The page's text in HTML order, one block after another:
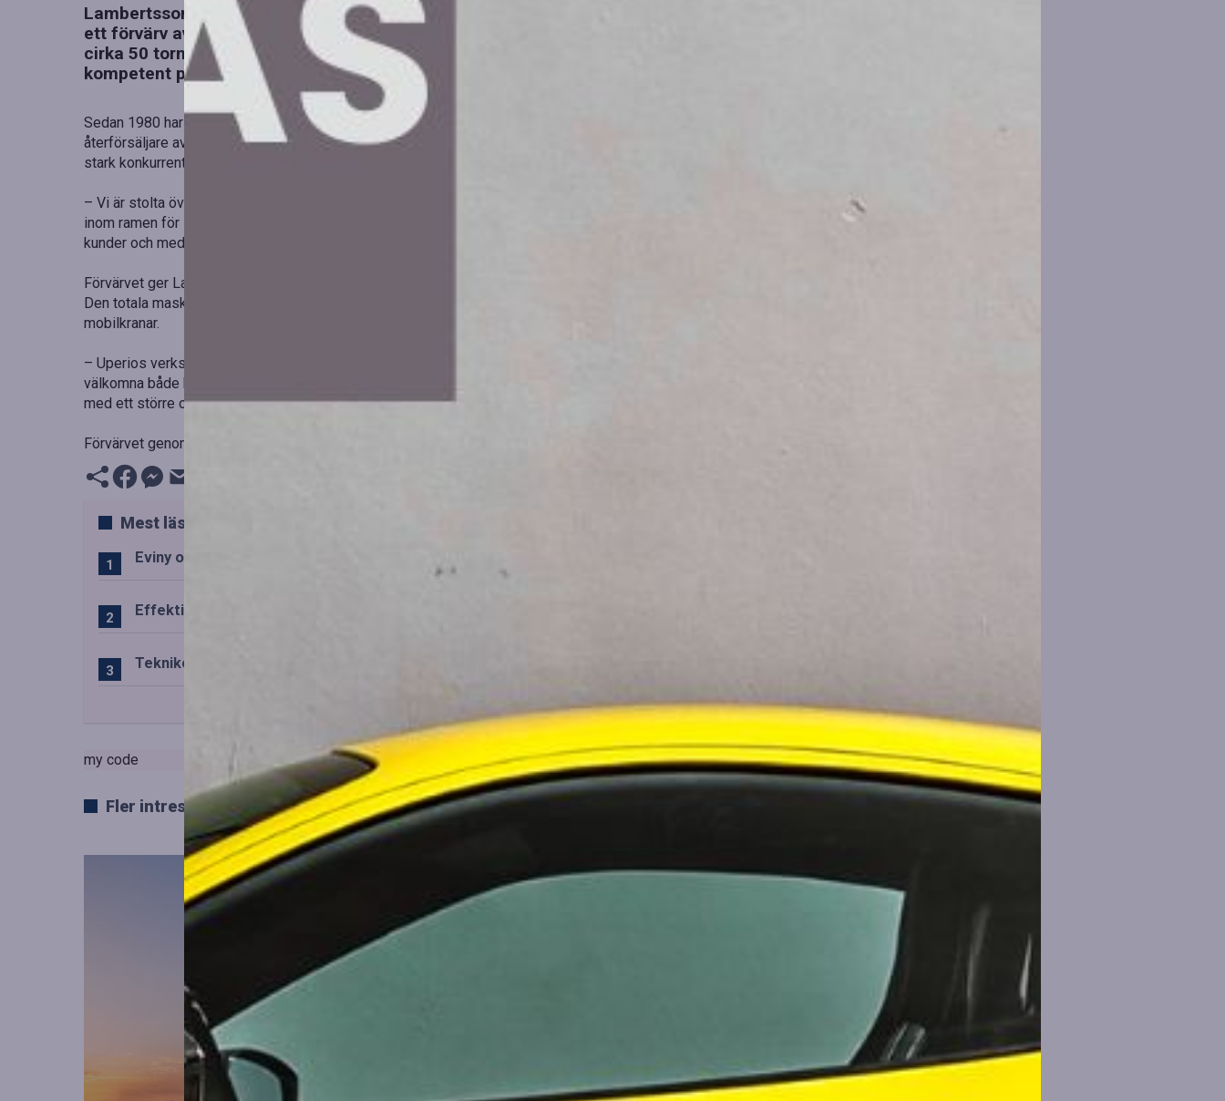
Lambertsson Kran AB, Sveriges största aktör inom kranuthyrning, har ingått
ett förvärv av Uperio Kran AB:s kranuthyrningsverksamhet. Affären inkluderar
cirka 50 torn- och självresande kranar samt befintliga kundavtal och
kompetent personal.
Sedan 1980 har Lambertsson Kran varit en central spelare i branschen och har länge varit
återförsäljare av Potain i Sverige och Norge. Uperio har under de senaste åren etablerat sig som en
stark konkurrent med hög servicenivå och en modern maskinpark.
– Vi är stolta över vad vi byggt upp i Uperio och glada över att verksamheten nu får fortsätta växa
inom ramen för Lambertssons starka organisation. Det här är en naturlig övergång som gynnar både
kunder och medarbetare, säger hon.
Förvärvet ger Lambertsson Kran tillgång till både erfarna medarbetare och moderna Potainkranar.
Den totala maskinparken i Sverige och Norge består nu av över 450 kranar, bygghissar och
mobilkranar.
– Uperios verksamhet och maskinpark passar väl in i Lambertsson Kran, och vi är glada att få
välkomna både kunnig personal och moderna kranar. Vårt mål är att fortsätta serva Uperios kunder
med ett större och bredare sortiment av både kranar, bygghissar och mobilkranar, säger han.
Förvärvet genomfördes den 1 augusti.
Mest lästa
Eviny och Statkraft förenar snabbladdningstjänster i Norden
Effektiv drift av trafiktekniska system i Sverige
Teknikens roll i den svenska spelupplevelsen
my code
Fler intressanta artiklar